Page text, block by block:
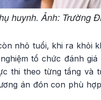
huynh. Ảnh: Trường
nhỏ tuổi, khi ra khỏi
tổ chức đánh giá
thi theo từng tầng và
án đón con phù